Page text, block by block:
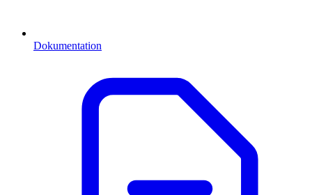
Dokumentation